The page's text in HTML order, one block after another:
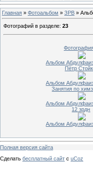
Главная » Фотоальбом » ЗРВ »
Фотографий в разделе: 23
Альбом
Пётр
Альбом
Занятия по
Альбом
12 зрдн
Альбом
Полная версия сайта
Сделать бесплатный сайт с uCoz